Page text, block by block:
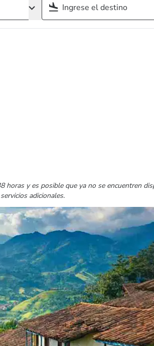
y es posible que ya no se encuentren
adicionales.